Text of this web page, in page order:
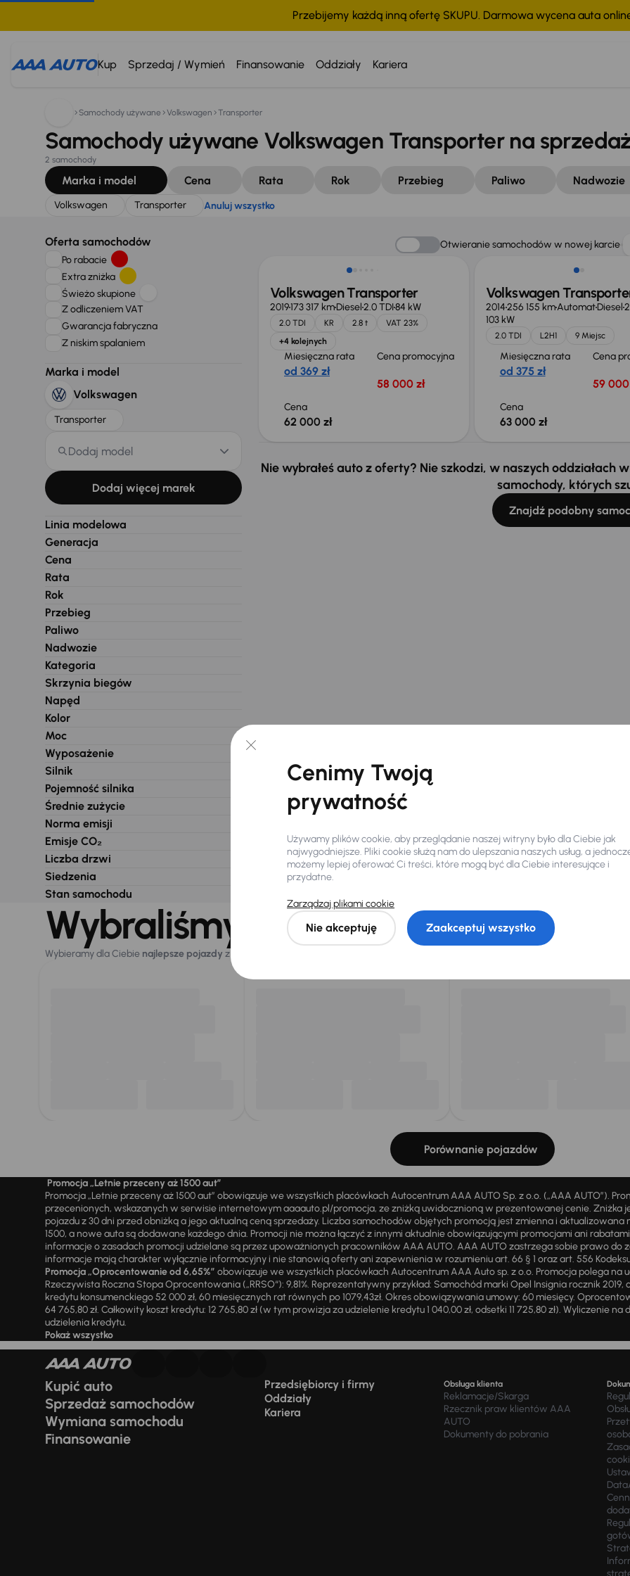
Przebijemy każdą inną ofertę SKUPU. Darmowa wycena auta
Kup Sprzedaj / Wymień Finansowanie Oddziały Kariera
Szukam: Anuluj wszystko
Samochody używane Volkswagen Transporter
Samochody używane Volkswagen Transporter na sprzedaż
2 samochody
Marka i model Cena Rata Rok Przebieg Paliwo Nadwozie
Volkswagen Transporter Anuluj wszystko
Oferta samochodów
Po rabacie
Extra zniżka
Świeżo skupione
Z odliczeniem VAT
Gwarancja fabryczna
Z niskim spalaniem
Marka i model
Volkswagen
Transporter
Dodaj model
Dodaj więcej marek
Linia modelowa
Generacja
Cena
Rata
Rok
Przebieg
Paliwo
Nadwozie
Kategoria
Skrzynia biegów
Napęd
Kolor
Moc
Wyposażenie
Silnik
Pojemność silnika
Średnie zużycie
Norma emisji
Emisje CO₂
Liczba drzwi
Siedzenia
Stan samochodu
Otwieranie samochodów w nowej karcie
Możliwość odliczenia VAT
Volkswagen Transporter
2019173 317 kmDiesel2.0 TDI84 kW
2.0 TDI KR 2.8 t
VAT 23%
+4 kolejnych
Miesięczna rata
od 369 zł
Cena promocyjna
58 000 zł
Cena
62 000 zł
Volkswagen
2014256 155 kmAutomatDiesel
103 kW
2.0 TDI L2H1 9 Miejsc
Miesięczna rata
od 375 zł
Cena
59 000
Cena
63 000 zł
Nie wybrałeś auto z oferty? Nie szkodzi, w naszych oddziałach
samochody, których
Znajdź podobny
Wybraliśmy dla Ciebie
Wybieramy dla Ciebie najlepsze pojazdy z naszej oferty. Kupimy dla Ciebie
Porównanie pojazdów
Promocja „Letnie przeceny aż 1500 aut”
Promocja „Letnie przeceny aż 1500 aut” obowiązuje we wszystkich placówkach Autocentrum AAA AUTO Sp. z o.o. („AAA AUTO”).
przecenionych, wskazanych w serwisie internetowym aaaauto.pl/promocja, ze zniżką uwidocznioną w prezentowanej cenie. Zniżka
pojazdu z 30 dni przed obniżką a jego aktualną ceną sprzedaży. Liczba samochodów objętych promocją jest zmienna i
1500, a nowe auta są dodawane każdego dnia. Promocji nie można łączyć z innymi aktualnie obowiązującymi promocjami ani
informacje o zasadach promocji udzielane są przez upoważnionych pracowników AAA AUTO. AAA AUTO zastrzega sobie prawo
informacje mają charakter wyłącznie informacyjny i nie stanowią oferty ani zapewnienia w rozumieniu art. 66 § 1 oraz art. 556
Promocja „Oprocentowanie od 6,65%” obowiązuje we wszystkich placówkach Autocentrum AAA Auto sp. z o.o. Promocja polega na
Rzeczywista Roczna Stopa Oprocentowania („RRSO“): 9,81%. Reprezentatywny przykład: Samochód marki Opel Insignia rocznik 2019,
kredytu konsumenckiego 52 000 zł, 60 miesięcznych rat równych po 1079,43zł. Okres obowiązywania umowy: 60 miesięcy.
64 765,80 zł. Całkowity koszt kredytu: 12 765,80 zł (w tym prowizja za udzielenie kredytu 1 040,00 zł, odsetki 11 725,80 zł). Wyliczenie
udzielenia kredytu.
Pokaż wszystko
Kupić auto
Sprzedaż samochodów
Wymiana samochodu
Finansowanie
Przedsiębiorcy i firmy
Oddziały
Kariera
Obsługa klienta
Reklamacje/Skarga
Rzecznik praw klientów AAA
AUTO
Dokumenty do pobrania
Cenimy Twoją
prywatność
Używamy plików cookie, aby przeglądanie naszej witryny było dla Ciebie jak
najwygodniejsze. Pliki cookie służą nam do ulepszania naszych usług, a
możemy lepiej oferować Ci treści, które mogą być dla Ciebie interesujące i
przydatne.
Zarządzaj plikami cookie
Nie akceptuję Zaakceptuj wszystko